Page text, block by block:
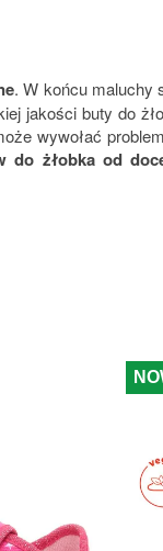
. W końcu maluchy
jakości buty do
wywołać
żłobka od